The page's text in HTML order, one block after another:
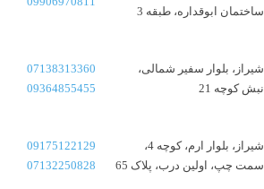
ساختمان ابوقداره، طبقه 3
شیراز، بلوار سفیر شمالی،
نبش کوچه 21
07138313360
09364855455
شیراز، بلوار ارم، کوچه 4،
سمت چپ، اولین درب، پلاک 65
09175122129
07132250828